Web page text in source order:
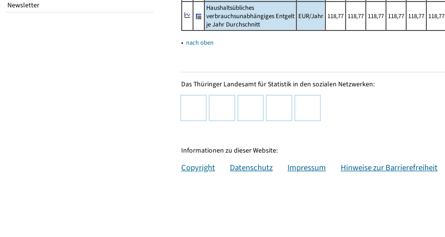
Newsletter
Haushaltsübliches
verbrauchsunabhängiges Entgelt
je Jahr Durchschnitt
EUR/Jahr 118,77 118,77 118,77 118,77 118,77 118,77
▴ nach oben
Das Thüringer Landesamt für Statistik in den sozialen Netzwerken:
Informationen zu dieser Website:
Copyright Datenschutz Impressum Hinweise zur Barrierefreiheit